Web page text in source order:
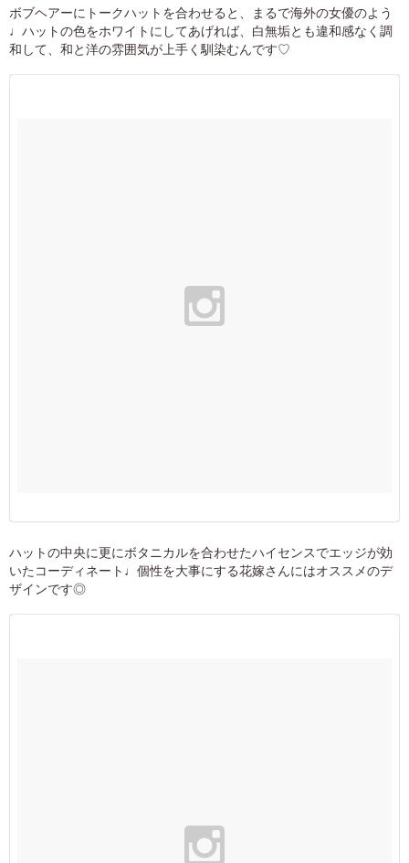
ボブヘアーにトークハットを合わせると、まるで海外の女優のよう
♩ハットの色をホワイトにしてあげれば、白無垢とも違和感なく調
和して、和と洋の雰囲気が上手く馴染むんです♡
ハットの中央に更にボタニカルを合わせたハイセンスでエッジが効
いたコーディネート♩個性を大事にする花嫁さんにはオススメのデ
ザインです◎